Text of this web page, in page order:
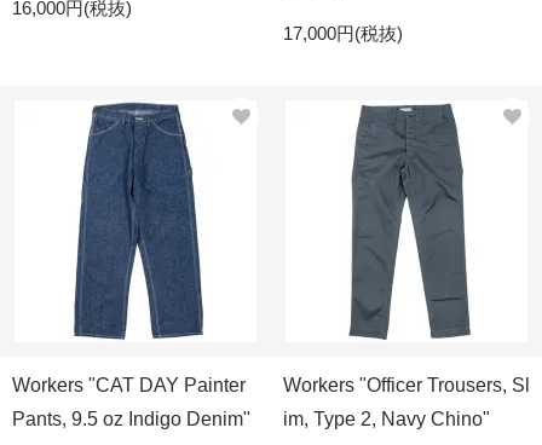
16,000円(税抜)
17,000円(税抜)
Workers "CAT DAY Painter
Pants, 9.5 oz Indigo Denim"
Workers "Officer Trousers, Sl
im, Type 2, Navy Chino"